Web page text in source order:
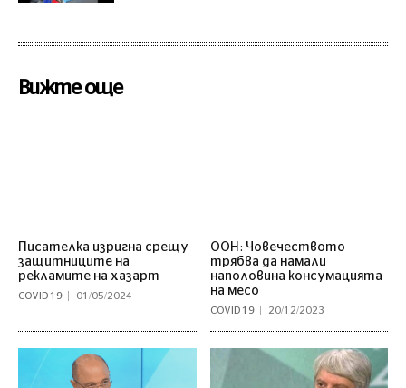
Вижте още
Писателка изригна срещу
защитниците на
рекламите на хазарт
COVID 19 01/05/2024
ООН: Човечеството
трябва да намали
наполовина консумацията
на месо
COVID 19 20/12/2023